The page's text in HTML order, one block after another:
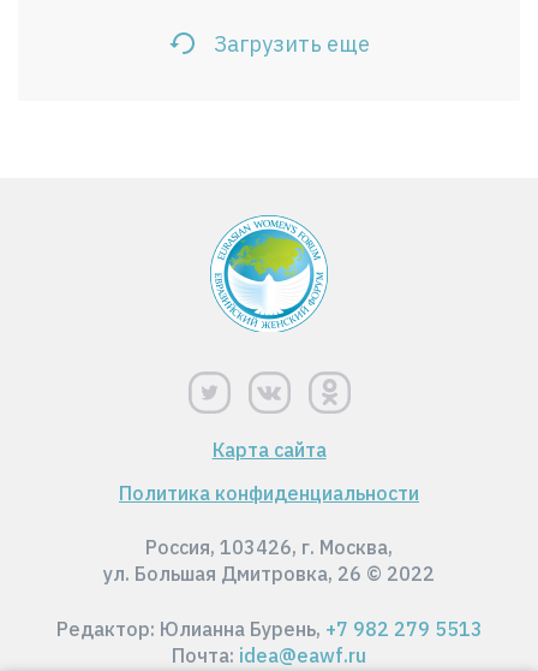
Загрузить еще
Карта сайта
Политика конфиденциальности
Россия, 103426, г. Москва,
ул. Большая Дмитровка, 26 © 2022
Редактор: Юлианна Бурень, +7 982 279 5513
Почта: idea@eawf.ru